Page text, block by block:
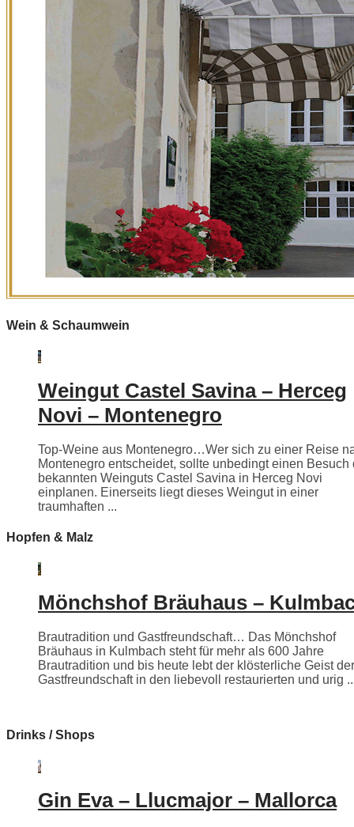
Wein & Schaumwein
Weingut Castel Savina – Herceg
Novi – Montenegro
Top-Weine aus Montenegro…Wer sich zu einer Reise
Montenegro entscheidet, sollte unbedingt einen Besuch
bekannten Weinguts Castel Savina in Herceg Novi
einplanen. Einerseits liegt dieses Weingut in einer
traumhaften ...
Hopfen & Malz
Mönchshof Bräuhaus –
Brautradition und Gastfreundschaft… Das Mönchshof
Bräuhaus in Kulmbach steht für mehr als 600 Jahre
Brautradition und bis heute lebt der klösterliche Geist der
Gastfreundschaft in den liebevoll restaurierten und urig
Drinks / Shops
Gin Eva – Llucmajor – Mallorca